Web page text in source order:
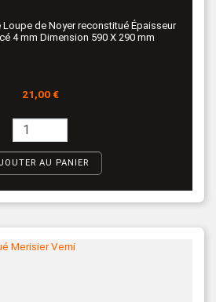
Loupe de Noyer reconstitué Épaisseur
4 mm Dimension 590 X 290 mm
Prix
21,00 €
AU PANIER